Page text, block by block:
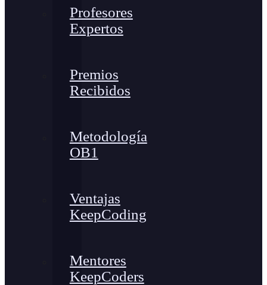
Profesores
Expertos
Premios
Recibidos
Metodología
OB1
Ventajas
KeepCoding
Mentores
KeepCoders